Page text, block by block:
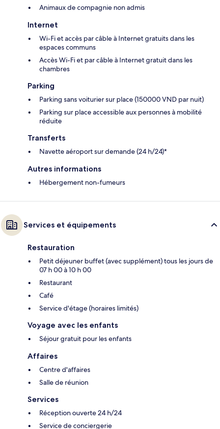
Animaux de compagnie non admis
Internet
Wi-Fi et accès par câble à Internet gratuits dans les
espaces communs
Accès Wi-Fi et par câble à Internet gratuit dans les
chambres
Parking
Parking sans voiturier sur place (150000 VND par nuit)
Parking sur place accessible aux personnes à mobilité
réduite
Transferts
Navette aéroport sur demande (24 h/24)*
Autres informations
Hébergement non-fumeurs
Services et équipements
Restauration
Petit déjeuner buffet (avec supplément) tous les jours de
07 h 00 à 10 h 00
Restaurant
Café
Service d'étage (horaires limités)
Voyage avec les enfants
Séjour gratuit pour les enfants
Affaires
Centre d'affaires
Salle de réunion
Services
Réception ouverte 24 h/24
Service de conciergerie